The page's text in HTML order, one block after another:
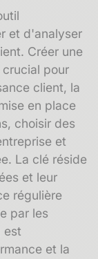
et d'analyser
Créer une
pour
client, la
en place
choisir des
et
La clé réside
et leur
régulière
par les
est
et la